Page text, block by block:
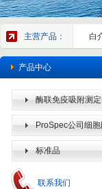
主营产品： 白
产品中心
酶联免疫吸附测
KIT） ProSpec公司细
标准品
联系我们